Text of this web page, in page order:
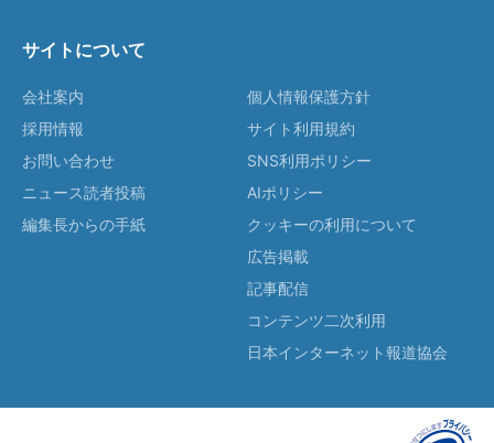
サイトについて
会社案内
採用情報
お問い合わせ
ニュース読者投稿
編集長からの手紙
個人情報保護方針
サイト利用規約
SNS利用ポリシー
AIポリシー
クッキーの利用について
広告掲載
記事配信
コンテンツ二次利用
日本インターネット報道協会